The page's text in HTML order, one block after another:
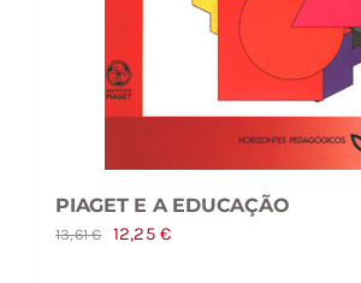
PIAGET E A EDUCAÇÃO
13,61€
O
12,25€O